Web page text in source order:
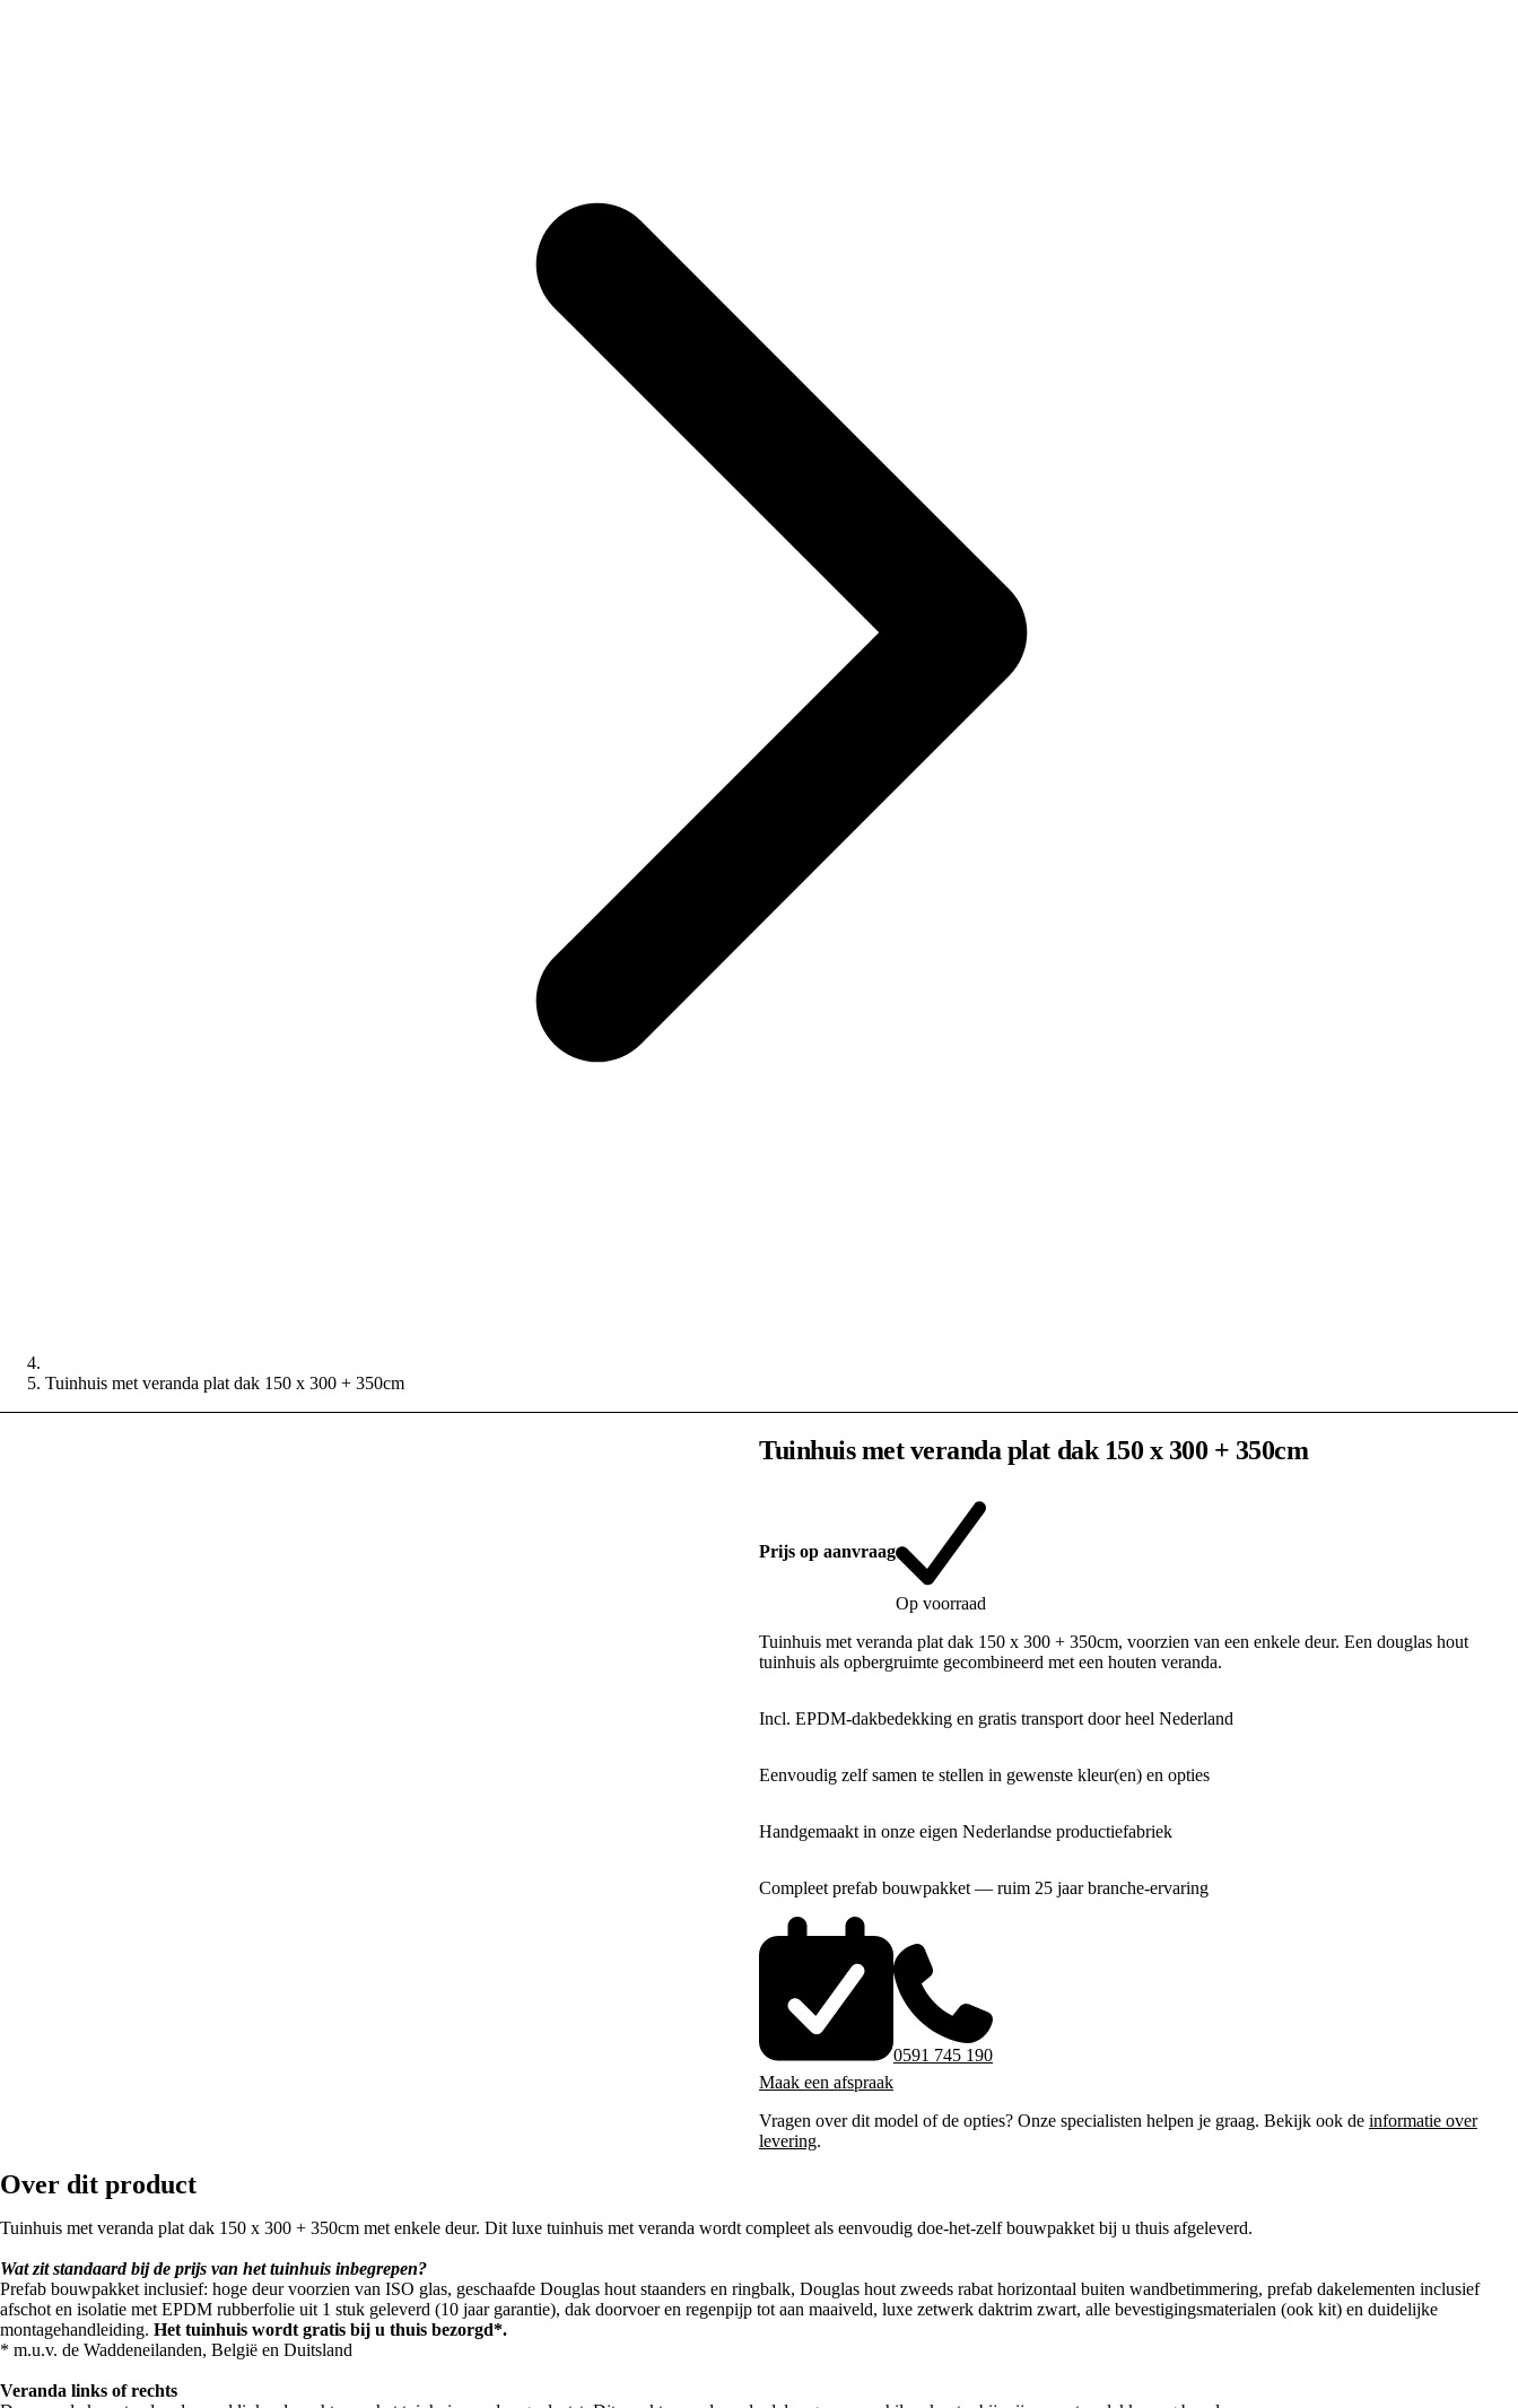
Tuinhuis met veranda plat dak 150 x 300 + 350cm
Tuinhuis met veranda plat dak 150 x 300 + 350cm
Prijs op aanvraag
Op voorraad
Tuinhuis met veranda plat dak 150 x 300 + 350cm, voorzien van een enkele deur. Een douglas hout
tuinhuis als opbergruimte gecombineerd met een houten veranda.
Incl. EPDM-dakbedekking en gratis transport door heel Nederland
Eenvoudig zelf samen te stellen in gewenste kleur(en) en opties
Handgemaakt in onze eigen Nederlandse productiefabriek
Compleet prefab bouwpakket — ruim 25 jaar branche-ervaring
Maak een afspraak
0591 745 190
Vragen over dit model of de opties? Onze specialisten helpen je graag. Bekijk ook de informatie over
levering.
Over dit product
Tuinhuis met veranda plat dak 150 x 300 + 350cm met enkele deur. Dit luxe tuinhuis met veranda wordt compleet als eenvoudig doe-het-zelf bouwpakket bij u thuis afgeleverd.
Wat zit standaard bij de prijs van het tuinhuis inbegrepen?
Prefab bouwpakket inclusief: hoge deur voorzien van ISO glas, geschaafde Douglas hout staanders en ringbalk, Douglas hout zweeds rabat horizontaal buiten wandbetimmering, prefab dakelementen inclusief
afschot en isolatie met EPDM rubberfolie uit 1 stuk geleverd (10 jaar garantie), dak doorvoer en regenpijp tot aan maaiveld, luxe zetwerk daktrim zwart, alle bevestigingsmaterialen (ook kit) en duidelijke
montagehandleiding. Het tuinhuis wordt gratis bij u thuis bezorgd*.
* m.u.v. de Waddeneilanden, België en Duitsland
Veranda links of rechts